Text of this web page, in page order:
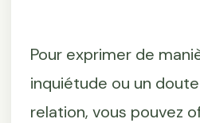
Pour exprimer de
inquiétude ou un
relation, vous pouvez